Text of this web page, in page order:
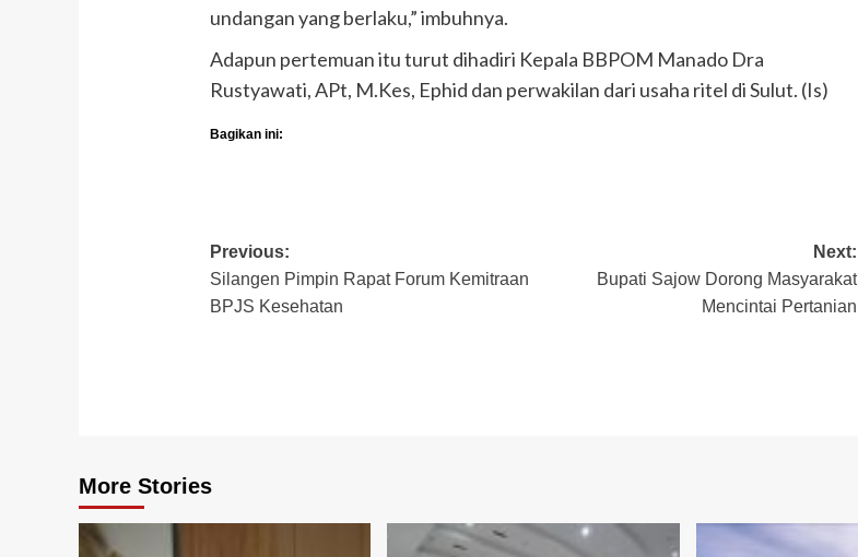
undangan yang berlaku,” imbuhnya.
Adapun pertemuan itu turut dihadiri Kepala BBPOM Manado Dra
Rustyawati, APt, M.Kes, Ephid dan perwakilan dari usaha ritel di Sulut. (Is)
Bagikan ini:
Post
navigation
Previous:
Silangen Pimpin Rapat Forum Kemitraan
BPJS Kesehatan
Next:
Bupati Sajow Dorong Masyarakat
Mencintai Pertanian
More Stories